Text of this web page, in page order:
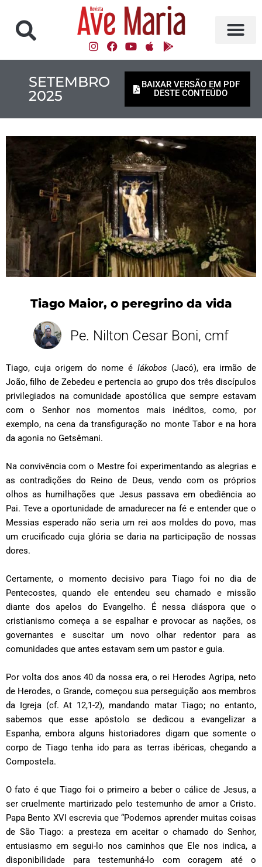
SETEMBRO
2025
BAIXAR VERSÃO EM PDF
DESTE CONTEÚDO
Tiago Maior, o peregrino da vida
Pe. Nilton Cesar Boni, cmf
Tiago, cuja origem do nome é Iákobos (Jacó), era irmão de
João, filho de Zebedeu e pertencia ao grupo dos três discípulos
privilegiados na comunidade apostólica que sempre estavam
com o Senhor nos momentos mais inéditos, como, por
exemplo, na cena da transfiguração no monte Tabor e na hora
da agonia no Getsêmani.
Na convivência com o Mestre foi experimentando as alegrias e
as contradições do Reino de Deus, vendo com os próprios
olhos as humilhações que Jesus passava em obediência ao
Pai. Teve a oportunidade de amadurecer na fé e entender que o
Messias esperado não seria um rei aos moldes do povo, mas
um crucificado cuja glória se daria na participação de nossas
dores.
Certamente, o momento decisivo para Tiago foi no dia de
Pentecostes, quando ele entendeu seu chamado e missão
diante dos apelos do Evangelho. É nessa diáspora que o
cristianismo começa a se espalhar e provocar as nações, os
governantes e suscitar um novo olhar redentor para as
comunidades que antes estavam sem um pastor e guia.
Por volta dos anos 40 da nossa era, o rei Herodes Agripa, neto
de Herodes, o Grande, começou sua perseguição aos membros
da Igreja (cf. At 12,1-2), mandando matar Tiago; no entanto,
sabemos que esse apóstolo se dedicou a evangelizar a
Espanha, embora alguns historiadores digam que somente o
corpo de Tiago tenha ido para as terras ibéricas, chegando a
Compostela.
O fato é que Tiago foi o primeiro a beber o cálice de Jesus, a
ser cruelmente martirizado pelo testemunho de amor a Cristo.
Papa Bento XVI escrevia que “Podemos aprender muitas coisas
de São Tiago: a presteza em aceitar o chamado do Senhor,
entusiasmo em segui-lo nos caminhos que Ele nos indica, a
disponibilidade para testemunhá-lo com coragem até o